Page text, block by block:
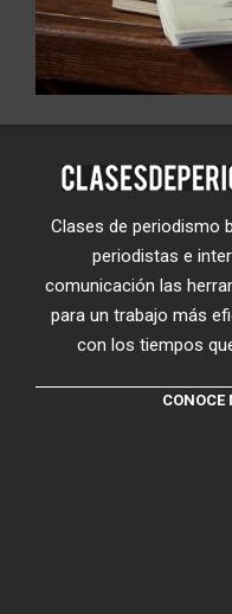
Clases de periodismo
periodistas e
comunicación las
para un trabajo más
con los tiempos
CONOCE